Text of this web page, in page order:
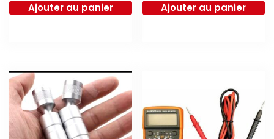
Ajouter au panier Ajouter au panier